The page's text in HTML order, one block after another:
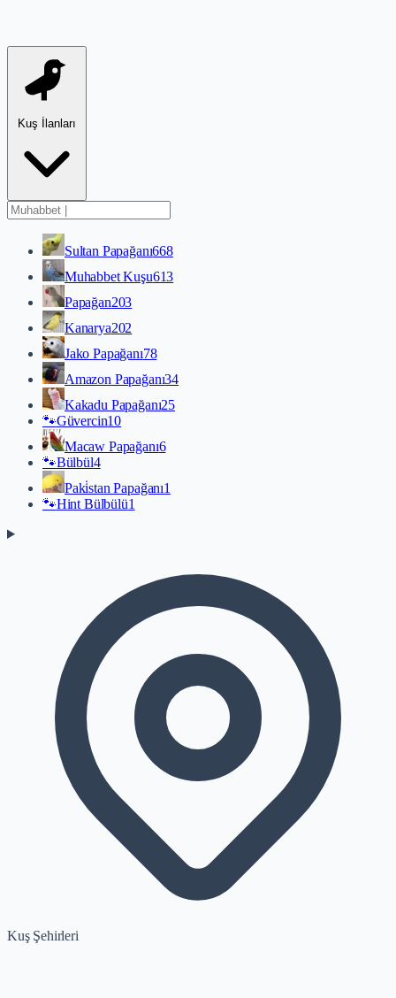
Kuş İlanları
Sultan Papağanı668
Muhabbet Kuşu613
Papağan203
Kanarya202
Jako Papağanı78
Amazon Papağanı34
Kakadu Papağanı25
🐾Güvercin10
Macaw Papağanı6
🐾Bülbül4
Paki̇stan Papağanı1
🐾Hint Bülbülü1
Kuş Şehirleri